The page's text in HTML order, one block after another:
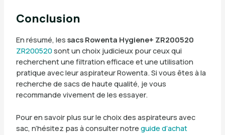
Conclusion
En résumé, les sacs Rowenta Hygiene+ ZR200520
ZR200520sont un choix judicieux pour ceux qui
recherchent une filtration efficace et une utilisation
pratique avec leur aspirateur Rowenta. Si vous êtes à la
recherche de sacs de haute qualité, je vous
recommande vivement de les essayer.
Pour en savoir plus sur le choix des aspirateurs avec
sac, n’hésitez pas à consulter notre guide d’achat